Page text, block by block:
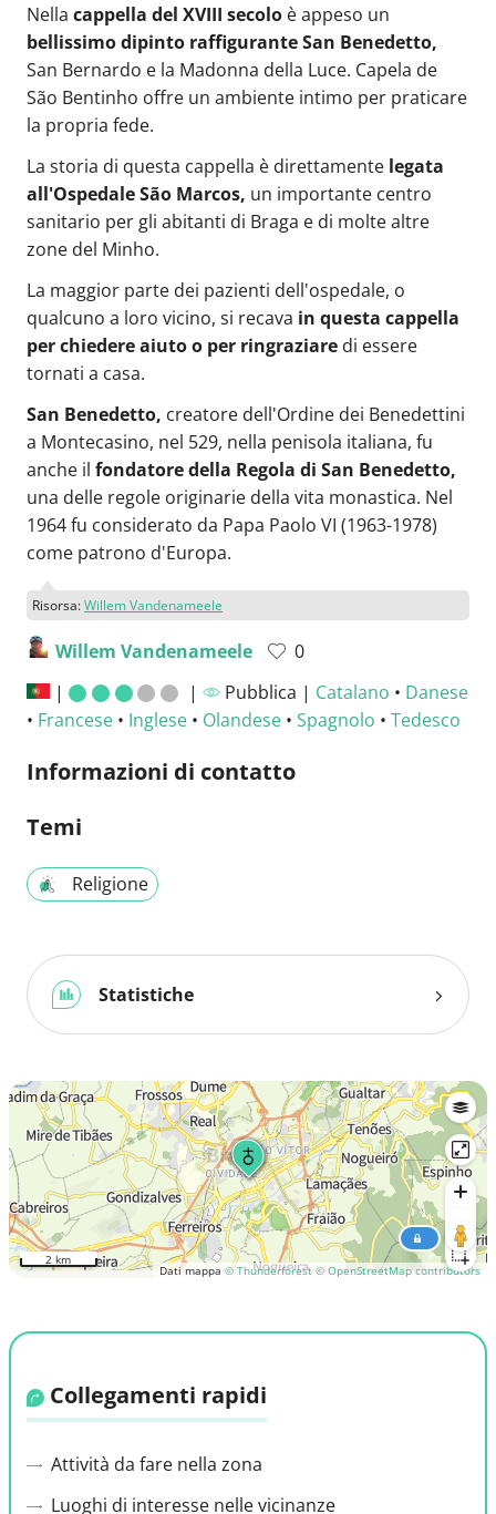
Nella cappella del XVIII secolo è appeso un
bellissimo dipinto raffigurante San Benedetto,
San Bernardo e la Madonna della Luce. Capela de
São Bentinho offre un ambiente intimo per praticare
la propria fede.
La storia di questa cappella è direttamente legata
all'Ospedale São Marcos, un importante centro
sanitario per gli abitanti di Braga e di molte altre
zone del Minho.
La maggior parte dei pazienti dell'ospedale, o
qualcuno a loro vicino, si recava in questa cappella
per chiedere aiuto o per ringraziare di essere
tornati a casa.
San Benedetto, creatore dell'Ordine dei Benedettini
a Montecasino, nel 529, nella penisola italiana, fu
anche il fondatore della Regola di San Benedetto,
una delle regole originarie della vita monastica. Nel
1964 fu considerato da Papa Paolo VI (1963-1978)
come patrono d'Europa.
Risorsa:Willem Vandenameele
Willem Vandenameele
0
|
| Pubblica | Catalano • Danese
• Francese • Inglese • Olandese • Spagnolo • Tedesco
Informazioni di contatto
Temi
Religione
Statistiche
Dati mappa © Thunderforest © OpenStreetMap contributors
2 km
Collegamenti rapidi
Attività da fare nella zona
Luoghi di interesse nelle vicinanze